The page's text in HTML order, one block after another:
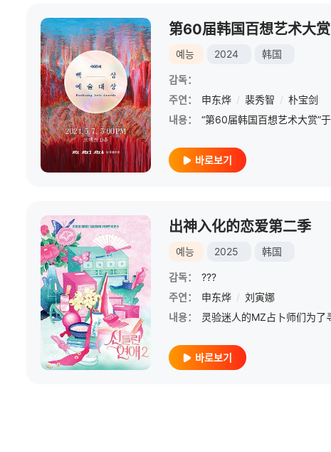
第60届韩国百想艺术大赏
예능 2024 韩国
감독：
주연：
申东烨 / 裴秀智 / 朴宝剑
내용：
바로보기
出神入化的恋爱第二季
예능 2025 韩国
감독：
???
주연：
申东烨 / 刘寅娜
내용：
바로보기